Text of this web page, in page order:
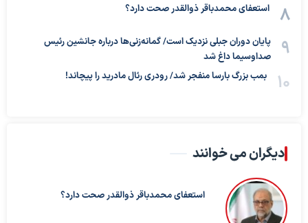
استعفای محمدباقر ذوالقدر صحت دارد؟
پایان دوران جبلی نزدیک است/ گمانه‌زنی‌ها درباره جانشین رئیس
صداوسیما داغ شد
بمب بزرگ بارسا منفجر شد/ رودری رئال مادرید را پیچاند!
دیگران می خوانند
استعفای محمدباقر ذوالقدر صحت دارد؟